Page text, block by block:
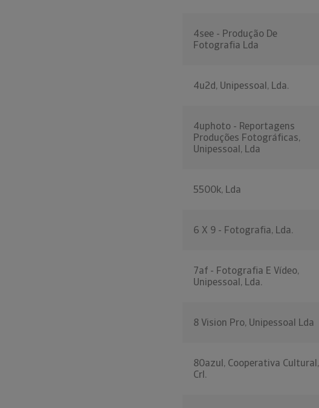
4see - Produção De
Fotografia Lda
4u2d, Unipessoal, Lda.
4uphoto - Reportagens
Produções Fotográficas,
Unipessoal, Lda
5500k, Lda
6 X 9 - Fotografia, Lda.
7af - Fotografia E Vídeo,
Unipessoal, Lda.
8 Vision Pro, Unipessoal Lda
80azul, Cooperativa Cultural,
Crl.